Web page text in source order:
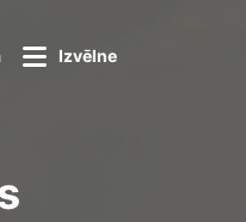
Izvēlne